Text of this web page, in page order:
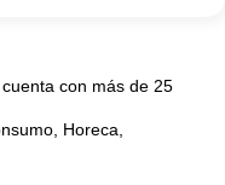
con más de 25
Horeca,